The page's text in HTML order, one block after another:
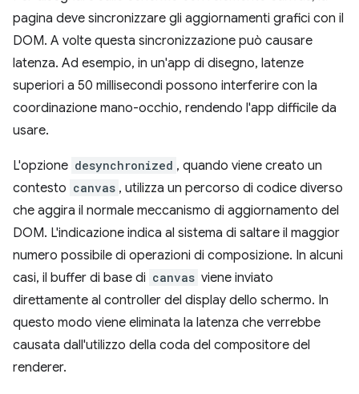
pagina deve sincronizzare gli aggiornamenti grafici con il
DOM. A volte questa sincronizzazione può causare
latenza. Ad esempio, in un'app di disegno, latenze
superiori a 50 millisecondi possono interferire con la
coordinazione mano-occhio, rendendo l'app difficile da
usare.
L'opzione desynchronized , quando viene creato un
contesto canvas , utilizza un percorso di codice diverso
che aggira il normale meccanismo di aggiornamento del
DOM. L'indicazione indica al sistema di saltare il maggior
numero possibile di operazioni di composizione. In alcuni
casi, il buffer di base di canvas viene inviato
direttamente al controller del display dello schermo. In
questo modo viene eliminata la latenza che verrebbe
causata dall'utilizzo della coda del compositore del
renderer.